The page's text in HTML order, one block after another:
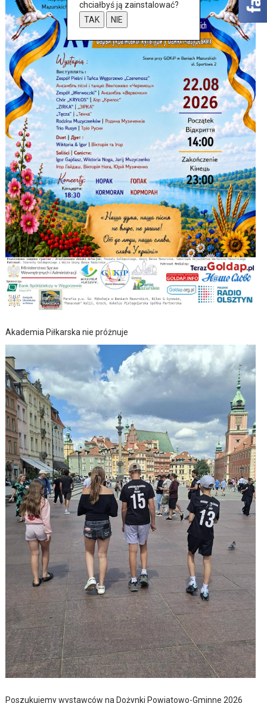
Akademia Piłkarska nie próżnuje
Poszukujemy wystawców na Dożynki Powiatowo-Gminne 2026
chciałbyś ją zainstalować?
TAK
NIE